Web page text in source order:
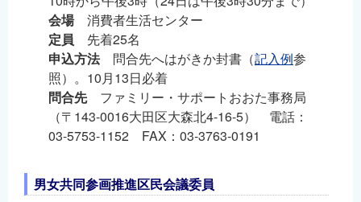
会場消費者生活センター
定員 先着25名
申込方法問合先へはがきか封書（記入例参
照）。10月13日必着
問合先ファミリー・サポートおおた事務局
（〒143-0016大田区大森北4-16-5） 電話：
03-5753-1152 FAX：03-3763-0191
男女共同参画推進区民会議委員